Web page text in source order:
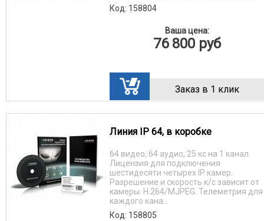
Код: 158804
Ваша цена:
76 800 руб
Заказ в 1 клик
Линия IP 64, в коробке
64 видео, 64 аудио, 25 кс на 1 канал.
Лицензия для подключения
шестидесяти четырех IP камер.
Разрешение и скорость к/с зависит от
камеры. H.264/MJPEG. Телеметрия для
каждого кана...
Код: 158805